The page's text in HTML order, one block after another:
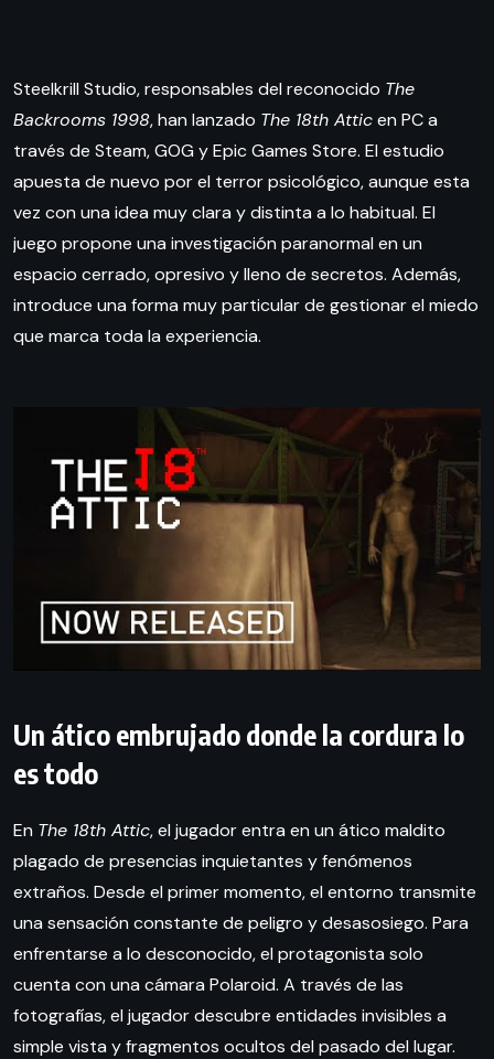
Steelkrill Studio, responsables del reconocido The
Backrooms 1998, han lanzado The 18th Atticen PC a
través de Steam, GOG y Epic Games Store. El estudio
apuesta de nuevo por el terror psicológico, aunque esta
vez con una idea muy clara y distinta a lo habitual. El
juego propone una investigación paranormal en un
espacio cerrado, opresivo y lleno de secretos. Además,
introduce una forma muy particular de gestionar el miedo
que marca toda la experiencia.
Un ático embrujado donde la cordura lo
es todo
En The 18th Attic, el jugador entra en un ático maldito
plagado de presencias inquietantes y fenómenos
extraños. Desde el primer momento, el entorno transmite
una sensación constante de peligro y desasosiego. Para
enfrentarse a lo desconocido, el protagonista solo
cuenta con una cámara Polaroid. A través de las
fotografías, el jugador descubre entidades invisibles a
simple vista y fragmentos ocultos del pasado del lugar.